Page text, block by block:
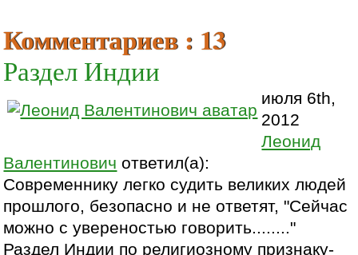
Комментариев : 13
Раздел Индии
июля 6th,
2012
Леонид
Валентинович ответил(а):
Современнику легко судить великих людей
прошлого, безопасно и не ответят, "Сейчас
можно с увереностью говорить........"
Раздел Индии по религиозному признаку-